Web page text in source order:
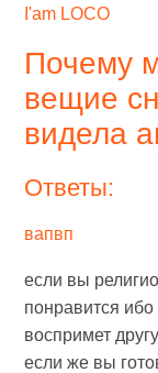
I'am LOCO
Почему
вещие
видела
Ответы:
вапвп
если вы
понравится
воспримет
если же вы